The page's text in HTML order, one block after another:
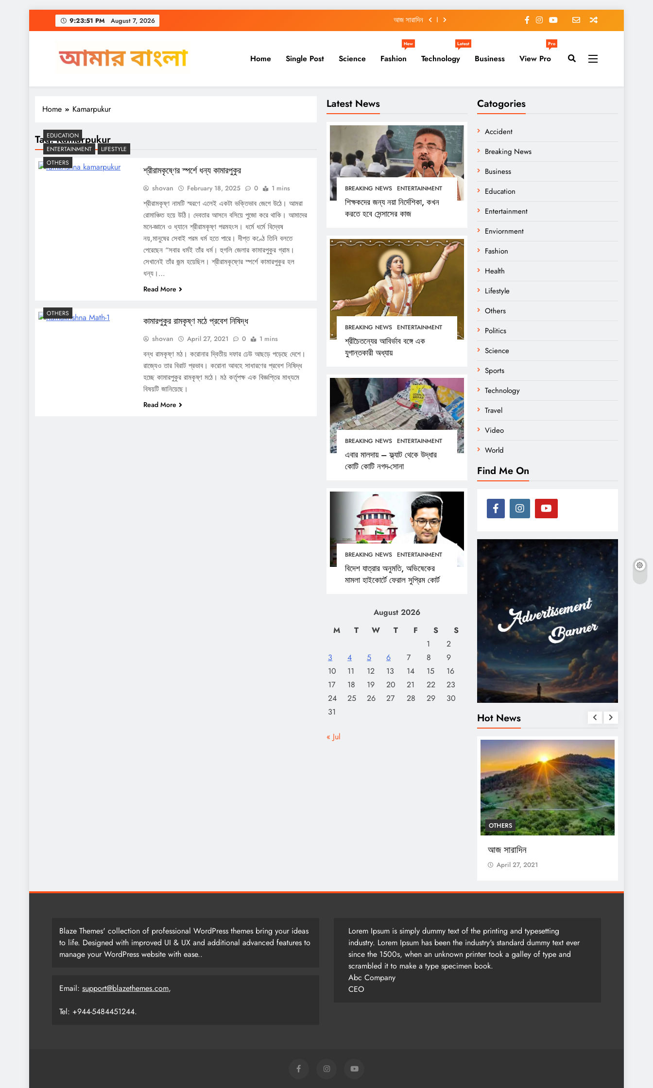
9:23:51 PM August 7, 2026
শিক্ষকদের জন্য নয়া নির্দেশিকা, কখন করতে হবে সেন্সাসের কাজ
আজ সারাদিন
শিক্ষকদের জন্য নয়া নির্দেশিকা, কখন করতে হবে সেন্সাসের কাজ
Amar Bangla
Home Single Post Science Fashion
New
Technology
Latest
Business View Pro
Pro
Latest News
BREAKING NEWS ENTERTAINMENT
শিক্ষকদের জন্য নয়া নির্দেশিকা, কখন
করতে হবে সেন্সাসের কাজ
BREAKING NEWS ENTERTAINMENT
শ্রীচৈতন্যের আবির্ভাব বঙ্গে এক
যুগান্তকারী অধ্যায়
BREAKING NEWS ENTERTAINMENT
এবার মালদায় – ফ্ল্যাট থেকে উদ্ধার
কোটি কোটি নগদ-সোনা
BREAKING NEWS ENTERTAINMENT
বিদেশ যাত্রার অনুমতি, অভিষেকের
মামলা হাইকোর্টে ফেরাল সুপ্রিম কোর্ট
August 2026
M
T W T F S
S
1
2
3
4 5 6 7 8
9
10
11 12 13 14 15
16
17
18 19 20 21 22
23
24
25 26 27 28 29
30
31
« Jul
Home Kamarpukur
Tag:Kamarpukur
EDUCATION
ENTERTAINMENT
LIFESTYLE
OTHERS
শ্রীরামকৃষ্ণের স্পর্শে ধন্য কামারপুকুর
shovan February 18, 2025 0 1 mins
শ্রীরামকৃষ্ণ নামটি স্মরণে এলেই একটা ভক্তিভাব জেগে উঠে। আমরা
রোমাঞ্চিত হয়ে উঠি। দেবতার আসনে বসিয়ে পুজো করে থাকি। আমাদের
মনে-জ্ঞানে ও ধ্যানে শ্রীরামকৃষ্ণ পরমহংস। ধর্মে ধর্মে বিদ্বেষ
নয়,মানুষের সেবাই পরম ধর্ম হতে পারে। দীপ্ত কণ্ঠে তিনি বলতে
পেরেছেন “সবার ধর্মই তাঁর ধর্ম। হুগলি জেলার কামারপুকুর গ্রাম।
সেখানেই তাঁর জন্ম হয়েছিল। শ্রীরামকৃষ্ণের স্পর্শে কামারপুকুর হল
ধন্য।…
Read More
OTHERS
কামারপুকুর রামকৃষ্ণ মঠে প্রবেশ নিষিদ্ধ
shovan April 27, 2021 0 1 mins
বন্ধ রামকৃষ্ণ মঠ। করোনার দ্বিতীয় দফার ঢেউ আছড়ে পড়েছে দেশে।
রাজ্যেও তার বিরাট প্রভাব। করোনা আবহে সাধারণের প্রবেশ নিষিদ্ধ
হচ্ছে কামারপুকুর রামকৃষ্ণ মঠে। মঠ কর্তৃপক্ষ এক বিজ্ঞপ্তির মাধ্যমে
বিষয়টি জানিয়েছে।
Read More
Catogories
Accident
Breaking News
Business
Education
Entertainment
Enviornment
Fashion
Health
Lifestyle
Others
Politics
Science
Sports
Technology
Travel
Video
World
Find Me On
Hot News
OTHERS
Blaze Themes' collection of professional WordPress themes bring your ideas
to life. Designed with improved UI & UX and additional advanced features to
manage your WordPress website with ease..
Email: support@blazethemes.com,
Tel: +944-5484451244.
Lorem Ipsum is simply dummy text of the printing and typesetting
industry. Lorem Ipsum has been the industry's standard dummy text ever
since the 1500s, when an unknown printer took a galley of type and
scrambled it to make a type specimen book.
Abc Company
CEO